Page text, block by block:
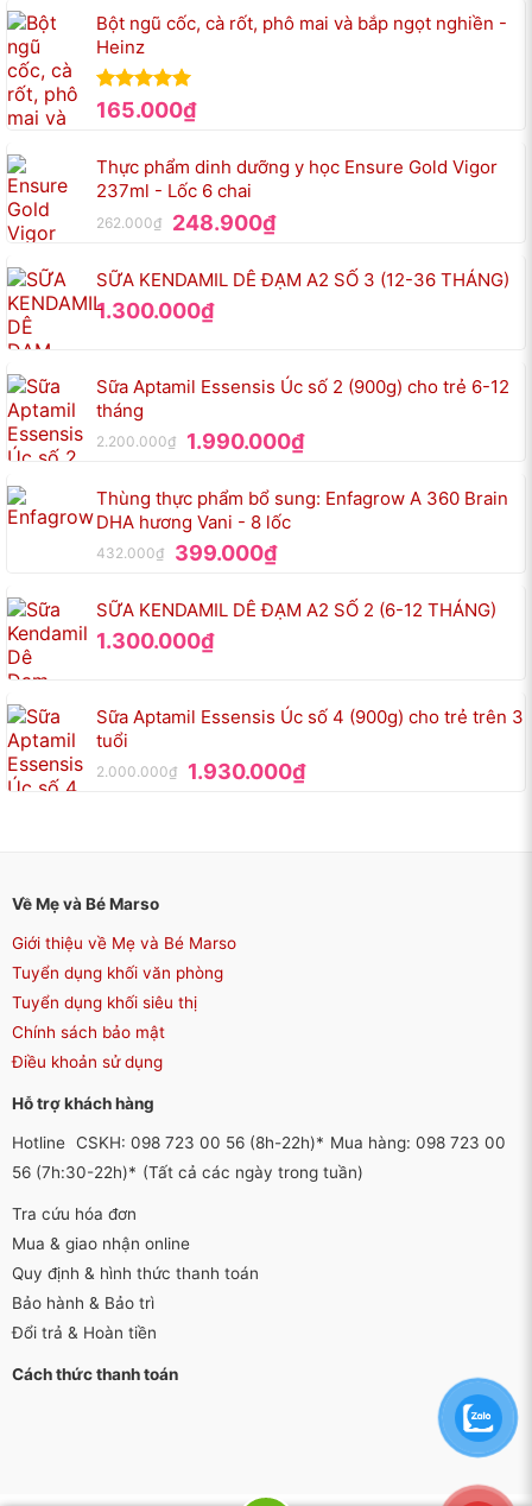
là:
1.000.000₫.
tại
là:
Bột ngũ cốc, cà rốt, phô mai và bắp ngọt nghiền -
Heinz
Được xếp
hạng
5.00
165.000₫
Thực phẩm dinh dưỡng y học Ensure Gold Vigor
237ml - Lốc 6 chai
262.000₫
Giá
là:
262.000₫.
248.900₫Giá
tại
là:
SỮA KENDAMIL DÊ ĐẠM A2 SỐ 3 (12-36 THÁNG)
1.300.000₫
Sữa Aptamil Essensis Úc số 2 (900g) cho trẻ 6-12
tháng
2.200.000₫
Giá
2.200.000₫.
1.990.000₫Giá
là:
Thùng thực phẩm bổ sung: Enfagrow A 360 Brain
DHA hương Vani - 8 lốc
432.000₫
Giá
là:
432.000₫.
399.000₫Giá
tại
là:
SỮA KENDAMIL DÊ ĐẠM A2 SỐ 2 (6-12 THÁNG)
1.300.000₫
Sữa Aptamil Essensis Úc số 4 (900g) cho trẻ trên 3
tuổi
2.000.000₫
Giá
1.930.000₫Giá
Về Mẹ và Bé Marso
Giới thiệu về Mẹ và Bé Marso
Tuyển dụng khối văn phòng
Tuyển dụng khối siêu thị
Chính sách bảo mật
Điều khoản sử dụng
Hỗ trợ khách hàng
Hotline CSKH: 098 723 00 56 (8h-22h)* Mua hàng: 098 723 00
56 (7h:30-22h)* (Tất cả các ngày trong tuần)
Tra cứu hóa đơn
Mua & giao nhận online
Quy định & hình thức thanh toán
Bảo hành & Bảo trì
Đổi trả & Hoàn tiền
Cách thức thanh toán